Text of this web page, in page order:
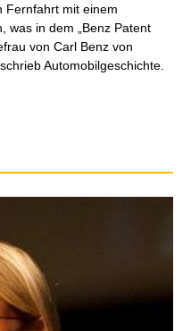
Fernfahrt mit einem
was in dem „Benz Patent
von Carl Benz von
Automobilgeschichte.